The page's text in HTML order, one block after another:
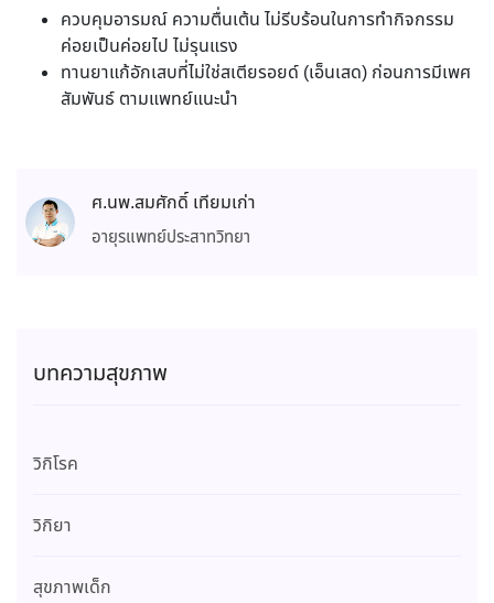
ควบคุมอารมณ์ ความตื่นเต้น ไม่รีบร้อนในการทำกิจกรรม
ค่อยเป็นค่อยไป ไม่รุนแรง
ทานยาแก้อักเสบที่ไม่ใช่สเตียรอยด์ (เอ็นเสด) ก่อนการมีเพศ
สัมพันธ์ ตามแพทย์แนะนำ
ศ.นพ.สมศักดิ์ เทียมเก่า
อายุรแพทย์ประสาทวิทยา
บทความสุขภาพ
วิกิโรค
วิกิยา
สุขภาพเด็ก